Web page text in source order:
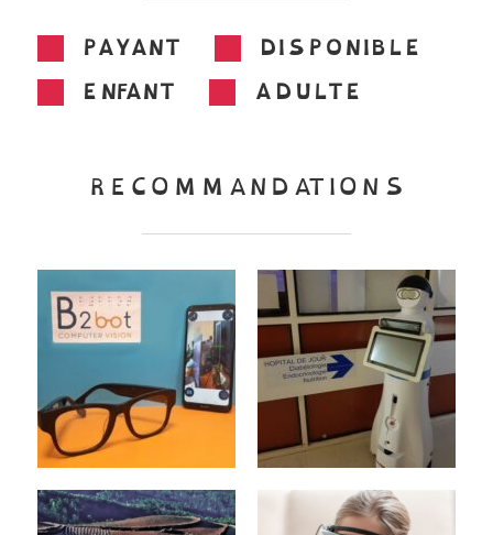
PAYANT
DISPONIBLE
ENFANT
ADULTE
RECOMMANDATIONS